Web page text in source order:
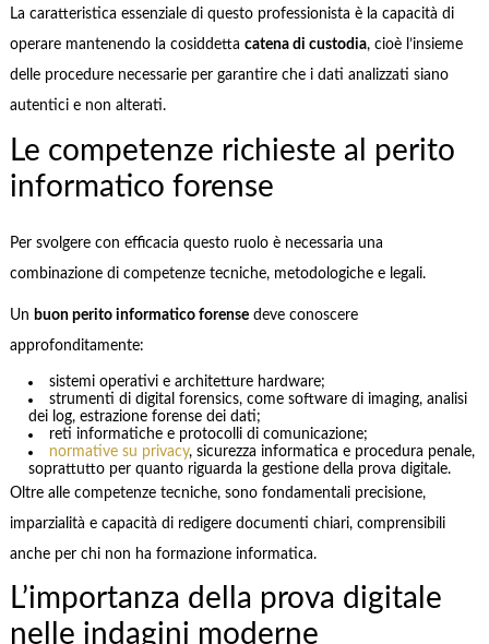
La caratteristica essenziale di questo professionista è la capacità di
operare mantenendo la cosiddetta catena di custodia, cioè l’insieme
delle procedure necessarie per garantire che i dati analizzati siano
autentici e non alterati.
Le competenze richieste al perito
informatico forense
Per svolgere con efficacia questo ruolo è necessaria una
combinazione di competenze tecniche, metodologiche e legali.
Un buon perito informatico forensedeve conoscere
approfonditamente:
sistemi operativi e architetture hardware;
strumenti di digital forensics, come software di imaging, analisi
dei log, estrazione forense dei dati;
reti informatiche e protocolli di comunicazione;
normative su privacy, sicurezza informatica e procedura penale,
soprattutto per quanto riguarda la gestione della prova digitale.
Oltre alle competenze tecniche, sono fondamentali precisione,
imparzialità e capacità di redigere documenti chiari, comprensibili
anche per chi non ha formazione informatica.
L’importanza della prova digitale
nelle indagini moderne